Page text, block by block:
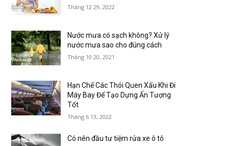
Tháng 12 29, 2022
Nước mưa có sạch không? Xử lý
nước mưa sao cho đúng cách
Tháng 10 20, 2021
Hạn Chế Các Thói Quen Xấu Khi Đi
Máy Bay Để Tạo Dựng Ấn Tượng
Tốt
Tháng 6 13, 2022
Có nên đầu tư tiệm rửa xe ô tô